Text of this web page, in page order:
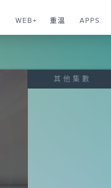
WEB+ 重溫 APPS
其他集數